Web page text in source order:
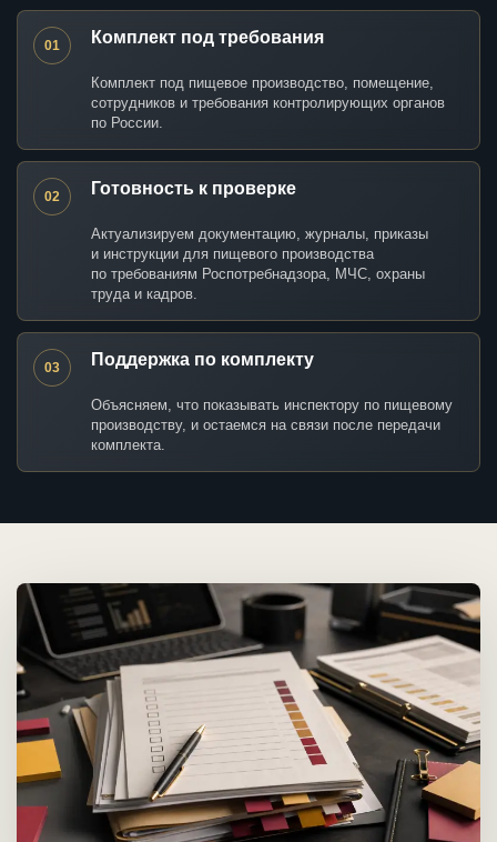
01 Комплект под требования
Комплект под пищевое производство, помещение,
сотрудников и требования контролирующих органов
по России.
02 Готовность к проверке
Актуализируем документацию, журналы, приказы
и инструкции для пищевого производства
по требованиям Роспотребнадзора, МЧС, охраны
труда и кадров.
03 Поддержка по комплекту
Объясняем, что показывать инспектору по пищевому
производству, и остаемся на связи после передачи
комплекта.